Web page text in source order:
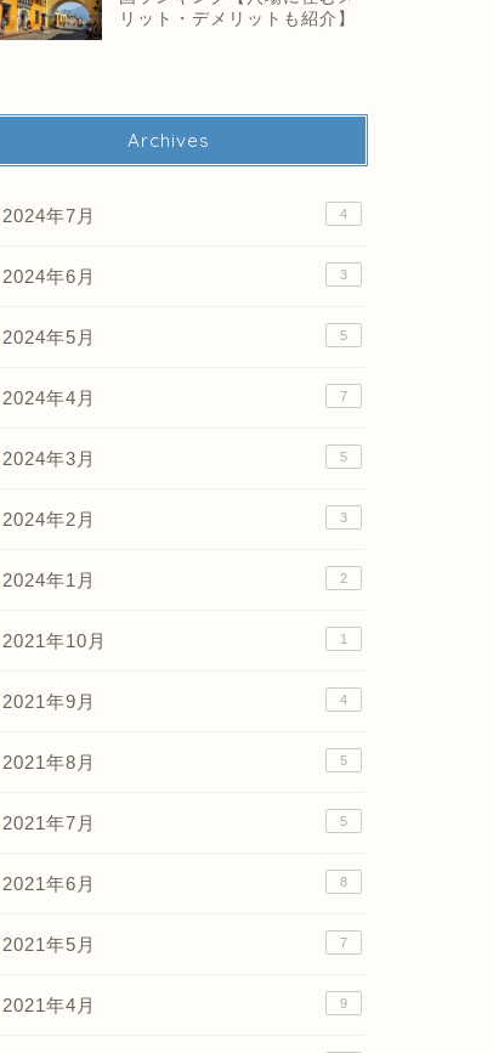
リット・デメリットも紹介】
Archives
2024年7月 4
2024年6月 3
2024年5月 5
2024年4月 7
2024年3月 5
2024年2月 3
2024年1月 2
2021年10月 1
2021年9月 4
2021年8月 5
2021年7月 5
2021年6月 8
2021年5月 7
2021年4月 9